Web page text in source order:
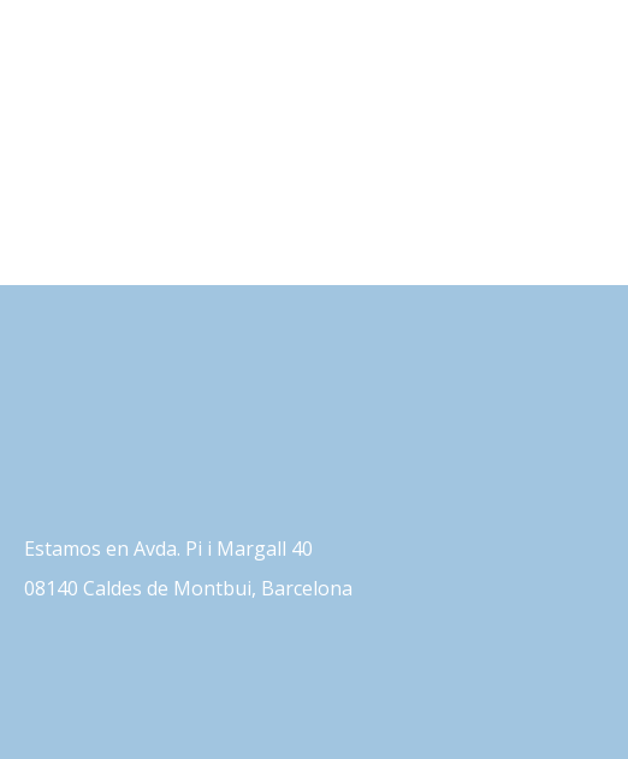
Estamos en Avda. Pi i Margall 40
08140 Caldes de Montbui, Barcelona